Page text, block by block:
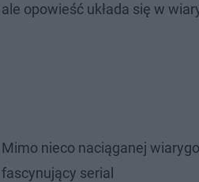
ale opowieść układa się w
Mimo nieco naciąganej
fascynujący serial